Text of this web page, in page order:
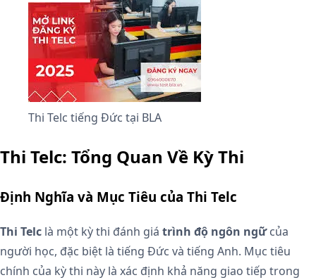
Thi Telc tiếng Đức tại BLA
Thi Telc: Tổng Quan Về Kỳ Thi
Định Nghĩa và Mục Tiêu của Thi Telc
Thi Telc là một kỳ thi đánh giá trình độ ngôn ngữcủa
người học, đặc biệt là tiếng Đức và tiếng Anh. Mục tiêu
chính của kỳ thi này là xác định khả năng giao tiếp trong